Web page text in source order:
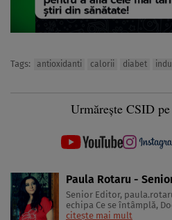
Tags: antioxidanti calorii diabet
Urmărește CSID
Paula Rotaru -
Senior Editor,
echipa Ce se întâmplă,
decembrie 2023. Articolele sale cuprind informații despre
citește mai mult